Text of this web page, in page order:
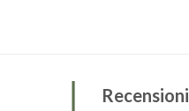
Recensioni